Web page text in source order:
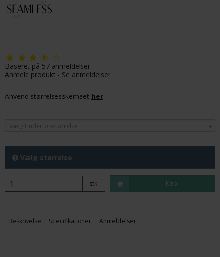
Baseret på 57 anmeldelser
Anmeld produkt - Se anmeldelser
Anvend størrelsesskemaet her
Vælg Undertøjsstørrelse
Vælg størrelse
stk. Køb
Beskrivelse Specifikationer Anmeldelser